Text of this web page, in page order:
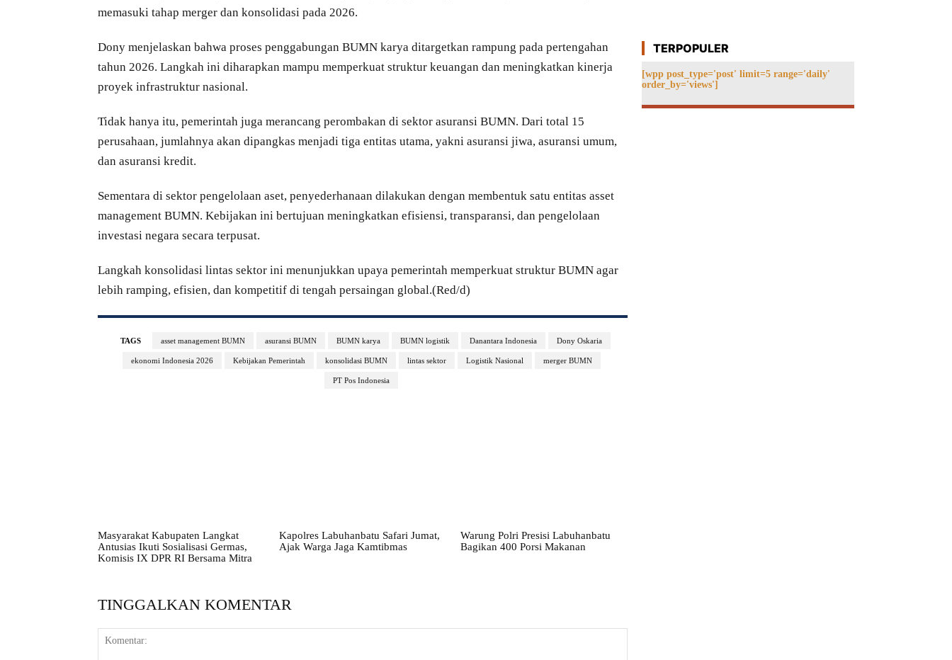
memasuki tahap merger dan konsolidasi pada 2026.
Dony menjelaskan bahwa proses penggabungan BUMN karya ditargetkan rampung pada pertengahan
tahun 2026. Langkah ini diharapkan mampu memperkuat struktur keuangan dan meningkatkan kinerja
proyek infrastruktur nasional.
Tidak hanya itu, pemerintah juga merancang perombakan di sektor asuransi BUMN. Dari total 15
perusahaan, jumlahnya akan dipangkas menjadi tiga entitas utama, yakni asuransi jiwa, asuransi umum,
dan asuransi kredit.
Sementara di sektor pengelolaan aset, penyederhanaan dilakukan dengan membentuk satu entitas asset
management BUMN. Kebijakan ini bertujuan meningkatkan efisiensi, transparansi, dan pengelolaan
investasi negara secara terpusat.
Langkah konsolidasi lintas sektor ini menunjukkan upaya pemerintah memperkuat struktur BUMN agar
lebih ramping, efisien, dan kompetitif di tengah persaingan global.(Red/d)
TAGS asset management BUMN asuransi BUMN BUMN karya BUMN logistik Danantara Indonesia Dony Oskaria
ekonomi Indonesia 2026 Kebijakan Pemerintah konsolidasi BUMN lintas sektor Logistik Nasional merger BUMN
PT Pos Indonesia
Masyarakat Kabupaten Langkat
Antusias Ikuti Sosialisasi Germas,
Komisis IX DPR RI Bersama Mitra
Kapolres Labuhanbatu Safari Jumat,
Ajak Warga Jaga Kamtibmas
Warung Polri Presisi Labuhanbatu
Bagikan 400 Porsi Makanan
TINGGALKAN KOMENTAR
TERPOPULER
[wpp post_type='post' limit=5 range='daily'
order_by='views']